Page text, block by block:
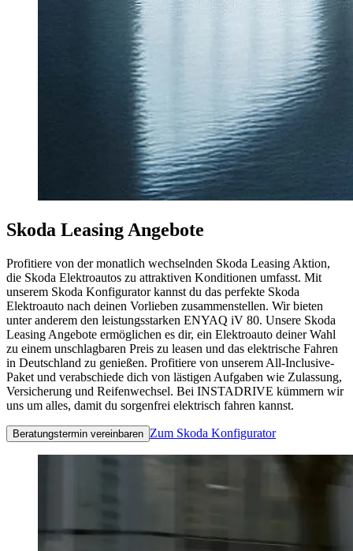
Skoda Leasing Angebote
Profitiere von der monatlich wechselnden Skoda Leasing Aktion,
die Skoda Elektroautos zu attraktiven Konditionen umfasst. Mit
unserem Skoda Konfigurator kannst du das perfekte Skoda
Elektroauto nach deinen Vorlieben zusammenstellen. Wir bieten
unter anderem den leistungsstarken ENYAQ iV 80. Unsere Skoda
Leasing Angebote ermöglichen es dir, ein Elektroauto deiner Wahl
zu einem unschlagbaren Preis zu leasen und das elektrische Fahren
in Deutschland zu genießen. Profitiere von unserem All-Inclusive-
Paket und verabschiede dich von lästigen Aufgaben wie Zulassung,
Versicherung und Reifenwechsel. Bei INSTADRIVE kümmern wir
uns um alles, damit du sorgenfrei elektrisch fahren kannst.
Beratungstermin vereinbaren Zum Skoda Konfigurator